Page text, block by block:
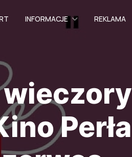
INFORMACJE REKLAMA
Perła